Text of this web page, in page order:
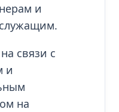
и
связи с
и
на